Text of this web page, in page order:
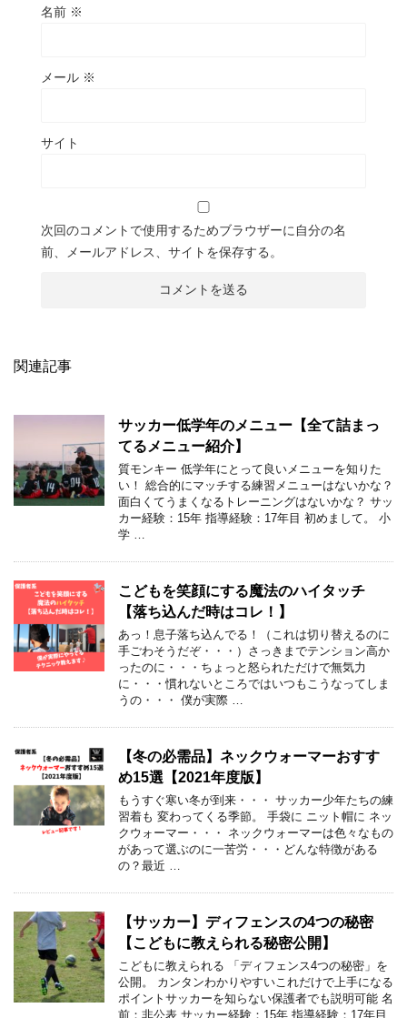
名前 ※
メール ※
サイト
次回のコメントで使用するためブラウザーに自分の名
前、メールアドレス、サイトを保存する。
関連記事
サッカー低学年のメニュー【全て詰まっ
てるメニュー紹介】
質モンキー 低学年にとって良いメニューを知りた
い！ 総合的にマッチする練習メニューはないかな？
面白くてうまくなるトレーニングはないかな？ サッ
カー経験：15年 指導経験：17年目 初めまして。 小
学 …
こどもを笑顔にする魔法のハイタッチ
【落ち込んだ時はコレ！】
あっ！息子落ち込んでる！（これは切り替えるのに
手ごわそうだぞ・・・）さっきまでテンション高か
ったのに・・・ちょっと怒られただけで無気力
に・・・慣れないところではいつもこうなってしま
うの・・・ 僕が実際 …
【冬の必需品】ネックウォーマーおすす
め15選【2021年度版】
もうすぐ寒い冬が到来・・・ サッカー少年たちの練
習着も 変わってくる季節。 手袋に ニット帽に ネッ
クウォーマー・・・ ネックウォーマーは色々なもの
があって選ぶのに一苦労・・・どんな特徴がある
の？最近 …
【サッカー】ディフェンスの4つの秘密
【こどもに教えられる秘密公開】
こどもに教えられる 「ディフェンス4つの秘密」を
公開。 カンタンわかりやすいこれだけで上手になる
ポイントサッカーを知らない保護者でも説明可能 名
前：非公表 サッカー経験：15年 指導経験：17年目